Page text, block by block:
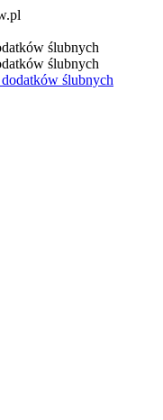
ślubnych
ślubnych